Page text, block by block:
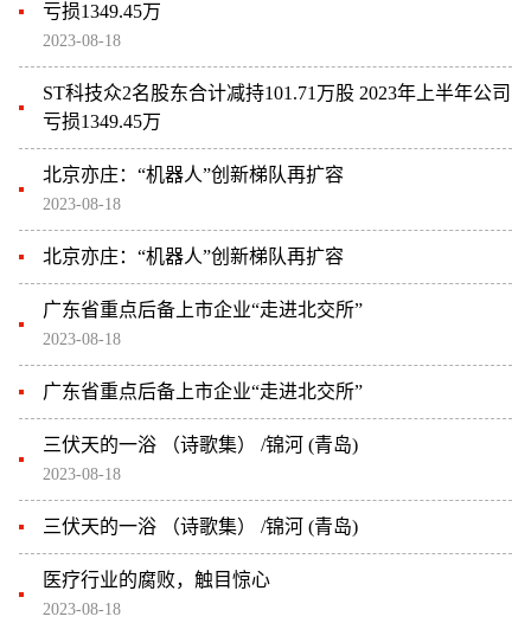
亏损1349.45万
2023-08-18
ST科技众2名股东合计减持101.71万股 2023年上半年公司
亏损1349.45万
北京亦庄：“机器人”创新梯队再扩容
2023-08-18
北京亦庄：“机器人”创新梯队再扩容
广东省重点后备上市企业“走进北交所”
2023-08-18
广东省重点后备上市企业“走进北交所”
三伏天的一浴 （诗歌集） /锦河 (青岛)
2023-08-18
三伏天的一浴 （诗歌集） /锦河 (青岛)
医疗行业的腐败，触目惊心
2023-08-18